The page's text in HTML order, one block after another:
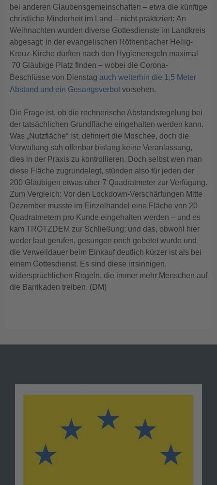
bei anderen Glaubensgemeinschaften – etwa die künftige
christliche Minderheit im Land – nicht praktiziert: An
Weihnachten wurden diverse Gottesdienste im Landkreis
abgesagt; in der evangelischen Röthenbacher Heilig-
Kreuz-Kirche dürften nach den Hygieneregeln maximal
70 Gläubige Platz finden – wobei die Corona-
Beschlüsse von Dienstag auch weiterhin die 1,5 Meter
Abstand und ein Gesangsverbot vorsehen.
Die Frage ist, ob die rechnerische Abstandsregelung bei
der tatsächlichen Grundfläche eingehalten werden kann.
Was „Nutzfläche“ ist, definiert die Moschee, doch die
Verwaltung sah offenbar bislang keine Veranlassung,
dies in der Praxis zu kontrollieren. Doch selbst wen man
diese Fläche zugrundelegt, stünden also für jeden der
200 Gläubigen etwas über 7 Quadratmeter zur Verfügung.
Zum Vergleich: Vor den Lockdown-Verschärfungen Mitte
Dezember musste im Einzelhandel eine Fläche von 20
Quadratmetern pro Kunde eingehalten werden – und es
kam TROTZDEM zur Schließung; und das, obwohl hier
weder laut gerufen, gesungen noch gebetet wurde und
die Verweildauer beim Einkauf deutlich kürzer ist als bei
einem Gottesdienst. Es sind diese irrsinnigen,
widersprüchlichen Regeln, die immer mehr Menschen auf
die Barrikaden treiben. (DM)